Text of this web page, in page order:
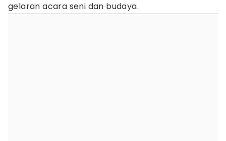
gelaran acara seni dan budaya.